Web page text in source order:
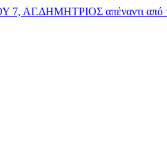
ΑΓ.ΔΗΜΗΤΡΙΟΣ απέναντι από